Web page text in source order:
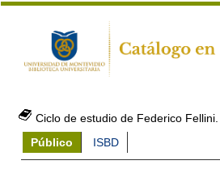
Ciclo de estudio de Federico Fellini.
Público
ISBD